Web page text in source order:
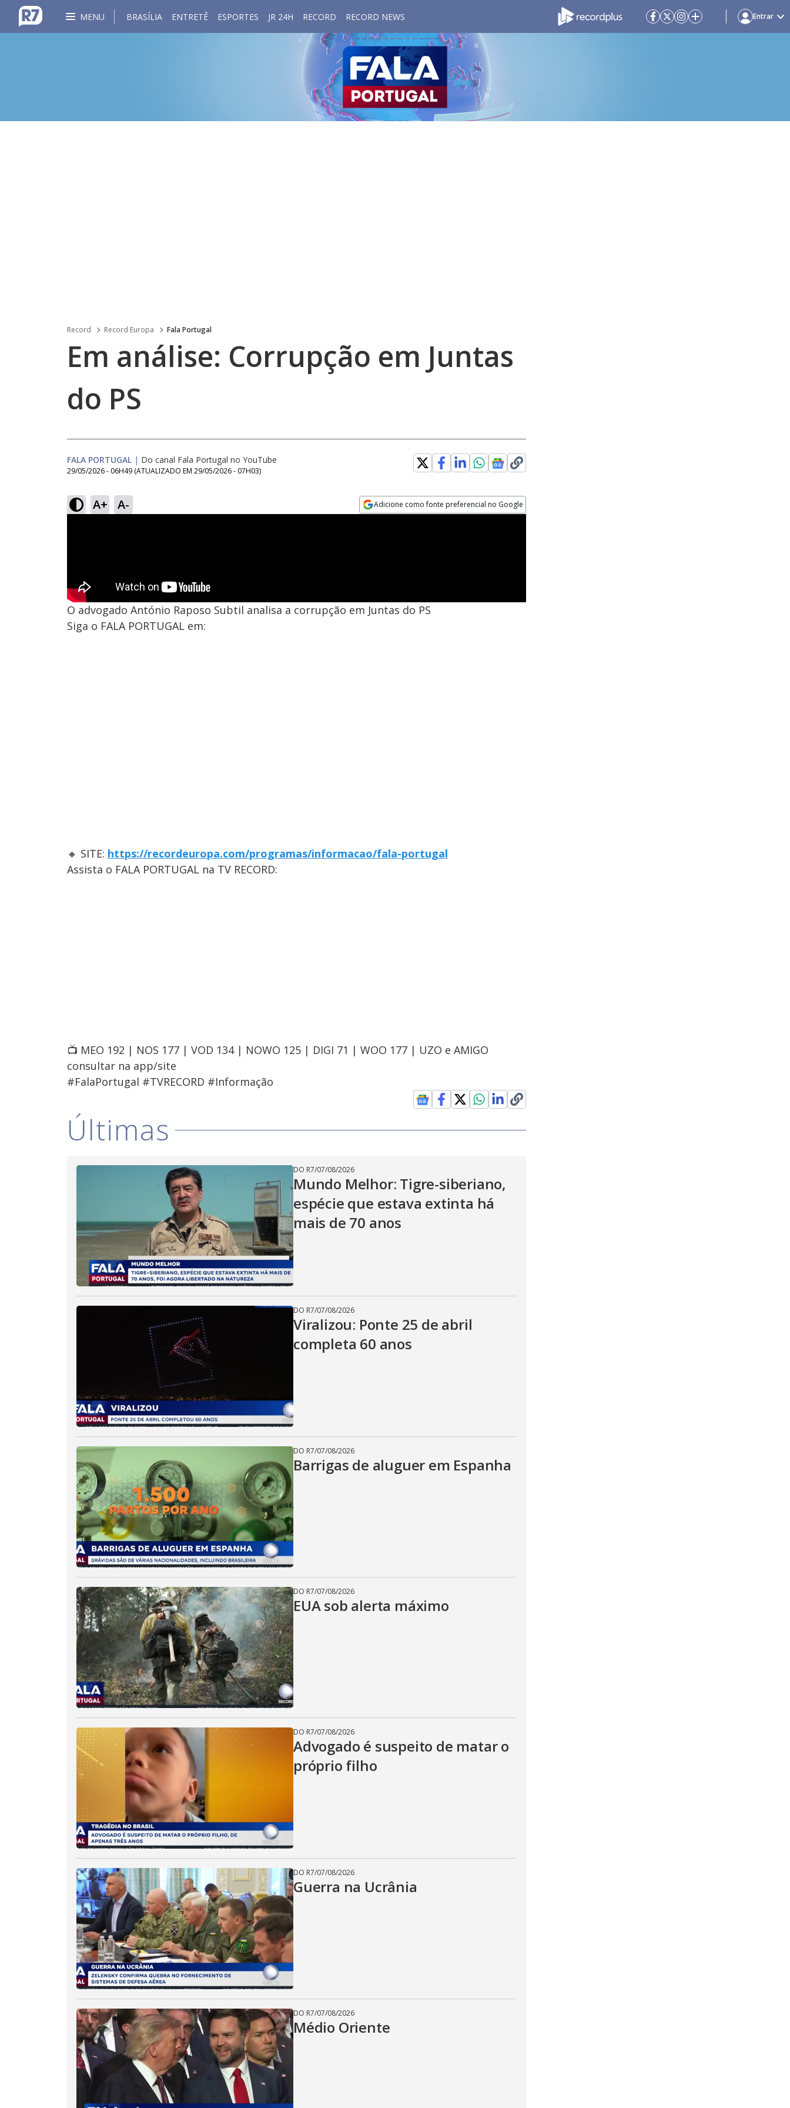
MENU BRASÍLIA ENTRETÊ ESPORTES JR 24H RECORD RECORD NEWS Entrar
Record Record Europa Fala Portugal
Em análise: Corrupção em Juntas
do PS
FALA PORTUGAL | Do canal Fala Portugal no YouTube
29/05/2026 - 06H49 (ATUALIZADO EM 29/05/2026 - 07H03)
A+ A- Adicione como fonte preferencial no Google
O advogado António Raposo Subtil analisa a corrupção em Juntas do PS
Siga o FALA PORTUGAL em:
🔸 SITE: https://recordeuropa.com/programas/informacao/fala-portugal
Assista o FALA PORTUGAL na TV RECORD:
📺 MEO 192 | NOS 177 | VOD 134 | NOWO 125 | DIGI 71 | WOO 177 | UZO e AMIGO
consultar na app/site
#FalaPortugal #TVRECORD #Informação
Últimas
DO R7/07/08/2026
Mundo Melhor: Tigre-siberiano,
espécie que estava extinta há
mais de 70 anos
DO R7/07/08/2026
Viralizou: Ponte 25 de abril
completa 60 anos
DO R7/07/08/2026
Barrigas de aluguer em Espanha
DO R7/07/08/2026
EUA sob alerta máximo
DO R7/07/08/2026
Advogado é suspeito de matar o
próprio filho
DO R7/07/08/2026
Guerra na Ucrânia
DO R7/07/08/2026
Médio Oriente